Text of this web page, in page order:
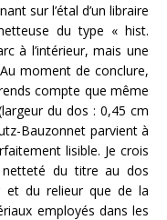
sur l’étal d’un libraire
du type « hist.
à l’intérieur, mais une
moment de conclure,
compte que même
du dos : 0,45 cm
Bauzonnet parvient à
lisible. Je crois
du titre au dos
et du relieur que de la
employés dans les